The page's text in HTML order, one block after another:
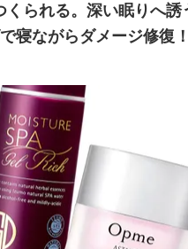
くられる。深い眠りへ誘
寝ながらダメージ修復